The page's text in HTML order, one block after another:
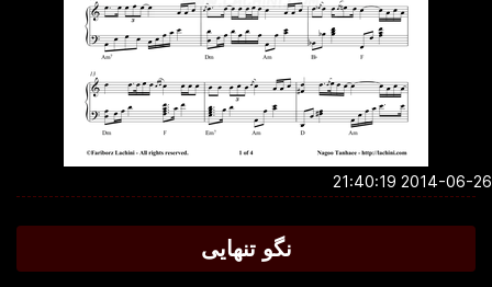
2014-06-26
نگو تنهایی